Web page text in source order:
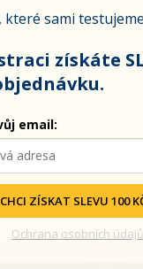
které sami
získáte
email:
CHCI ZÍSKAT SLEVU 100
Ochrana osobních údajů